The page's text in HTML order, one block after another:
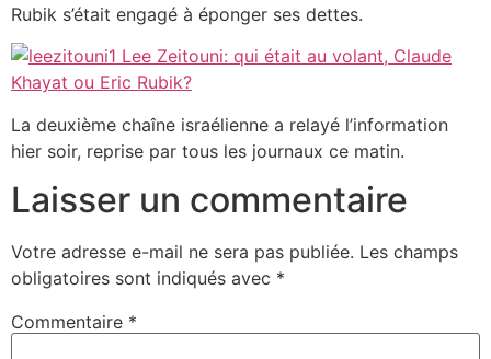
Rubik s’était engagé à éponger ses dettes.
La deuxième chaîne israélienne a relayé l’information
hier soir, reprise par tous les journaux ce matin.
Laisser un commentaire
Votre adresse e-mail ne sera pas publiée. Les champs
obligatoires sont indiqués avec *
Commentaire *